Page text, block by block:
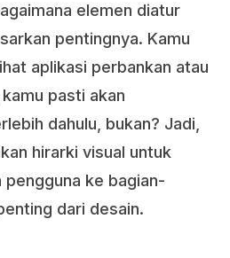
elemen diatur
pentingnya. Kamu
aplikasi perbankan atau
pasti akan
dahulu, bukan? Jadi,
hirarki visual untuk
ke bagian-
dari desain.